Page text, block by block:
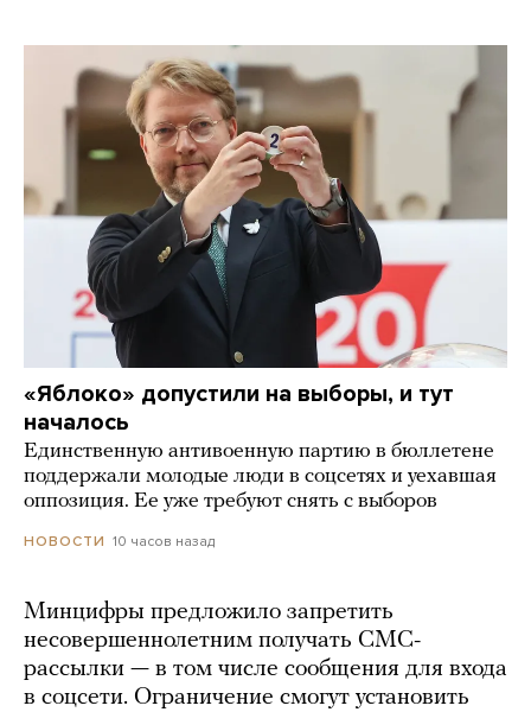
«Яблоко» допустили на выборы, и тут
началось
Единственную антивоенную партию в бюллетене
поддержали молодые люди в соцсетях и уехавшая
оппозиция. Ее уже требуют снять с выборов
НОВОСТИ 10 часов назад
Минцифры предложило запретить
несовершеннолетним получать СМС-
рассылки — в том числе сообщения для входа
в соцсети. Ограничение смогут установить